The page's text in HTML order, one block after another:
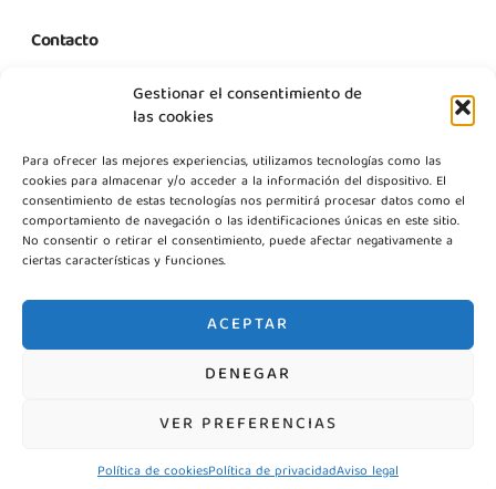
Gestionar el consentimiento de
las cookies
Para ofrecer las mejores experiencias, utilizamos tecnologías como las
cookies para almacenar y/o acceder a la información del dispositivo. El
consentimiento de estas tecnologías nos permitirá procesar datos como el
comportamiento de navegación o las identificaciones únicas en este sitio.
No consentir o retirar el consentimiento, puede afectar negativamente a
ciertas características y funciones.
ACEPTAR
DENEGAR
VER PREFERENCIAS
Política de cookiesPolítica de privacidadAviso legal
Contacto
C. Margarita Nelken, 12, Nave 2, Modulo 1, Pol Prologics, 28830
+34 915 916 113
+34 744 667 846
Contáctanos